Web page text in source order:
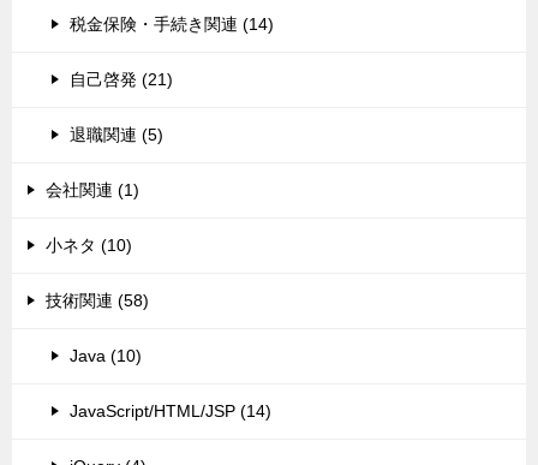
税金保険・手続き関連 (14)
自己啓発 (21)
退職関連 (5)
会社関連 (1)
小ネタ (10)
技術関連 (58)
Java (10)
JavaScript/HTML/JSP (14)